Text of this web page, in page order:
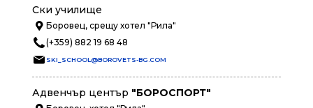
Ски училище
Боровец, срещу хотел "Рила"
(+359) 882 19 68 48
SKI_SCHOOL@BOROVETS-BG.COM
Адвенчър център "БОРОСПОРТ"